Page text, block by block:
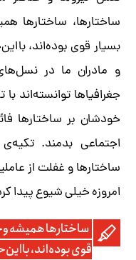
ساختارها، ساختارها
بسیار قوی بوده‌اند،
و مادران ما در
جغرافیاها توانسته‌‌اند
خودشان بر ساختارها
اجتماعی بدمند.
ساختارها و غفلت از
امروزه خیلی شیوع پیدا
ساختارها همیشه
قوی بوده‌اند،